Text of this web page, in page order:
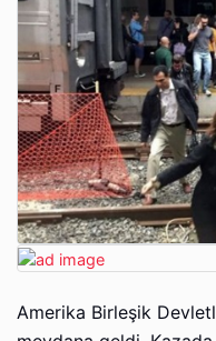
Amerika Birleşik